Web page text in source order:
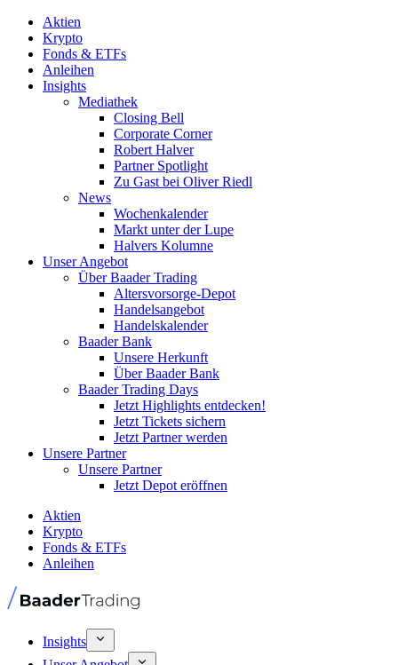
Aktien
Krypto
Fonds & ETFs
Anleihen
Insights
Mediathek
Closing Bell
Corporate Corner
Robert Halver
Partner Spotlight
Zu Gast bei Oliver Riedl
News
Wochenkalender
Markt unter der Lupe
Halvers Kolumne
Unser Angebot
Über Baader Trading
Altersvorsorge-Depot
Handelsangebot
Handelskalender
Baader Bank
Unsere Herkunft
Über Baader Bank
Baader Trading Days
Jetzt Highlights entdecken!
Jetzt Tickets sichern
Jetzt Partner werden
Unsere Partner
Unsere Partner
Jetzt Depot eröffnen
Aktien
Krypto
Fonds & ETFs
Anleihen
Insights